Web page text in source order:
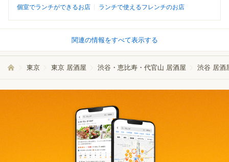
個室でランチができるお店 ランチで使えるフレンチのお店
関連の情報をすべて表示する
東京 東京 居酒屋 渋谷・恵比寿・代官山 居酒屋 渋谷 居酒